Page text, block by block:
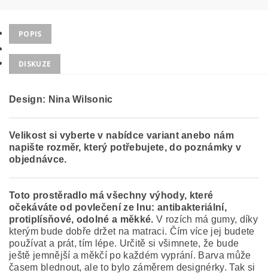
POPIS
DISKUZE
Design: Nina Wilsonic
Velikost si vyberte v nabídce variant anebo nám
napište rozměr, který potřebujete, do poznámky v
objednávce.
Toto prostěradlo má všechny výhody, které
očekáváte od povlečení ze lnu: antibakteriální,
protiplísňové, odolné a měkké. V rozích má gumy, díky
kterým bude dobře držet na matraci. Čím více jej budete
používat a prát, tím lépe. Určitě si všimnete, že bude
ještě jemnější a měkčí po každém vyprání. Barva může
časem blednout, ale to bylo záměrem designérky. Tak si